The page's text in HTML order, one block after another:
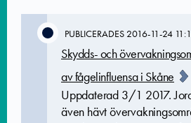
PUBLICERADES 2016-11-24
Skydds- och
av fågelinfluensa i Skåne
Uppdaterad 3/1 2017.
även hävt